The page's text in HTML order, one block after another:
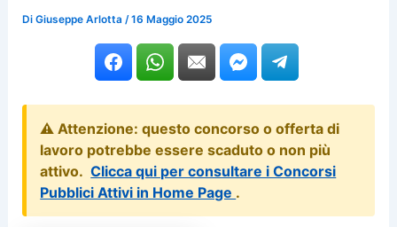
DiGiuseppe Arlotta /16 Maggio 2025
⚠️ Attenzione: questo concorso o offerta di
lavoro potrebbe essere scaduto o non più
attivo. Clicca qui per consultare i Concorsi
Pubblici Attivi in Home Page .